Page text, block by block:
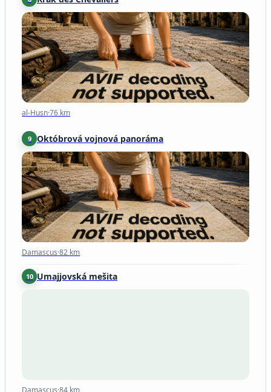
al-Husn·76 km
al-Husn·76 km
9 Októbrová vojnová panoráma
Damascus·82 km
Damascus·82 km
10 Umajjovská mešita
Damascus·84 km